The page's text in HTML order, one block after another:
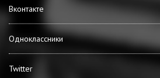
Вконтакте
Одноклассники
Twitter